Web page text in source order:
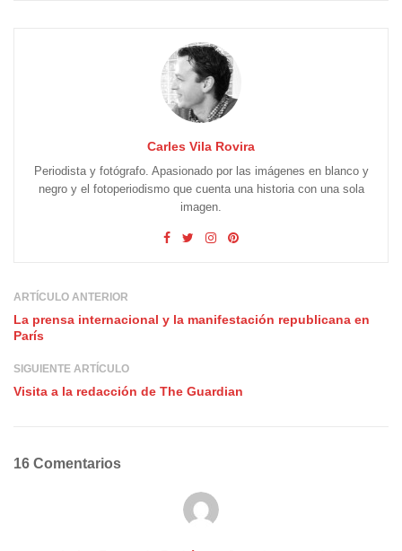
Carles Vila Rovira
Periodista y fotógrafo. Apasionado por las imágenes en blanco y
negro y el fotoperiodismo que cuenta una historia con una sola
imagen.
ARTÍCULO ANTERIOR
La prensa internacional y la manifestación republicana en
París
SIGUIENTE ARTÍCULO
Visita a la redacción de The Guardian
16 Comentarios